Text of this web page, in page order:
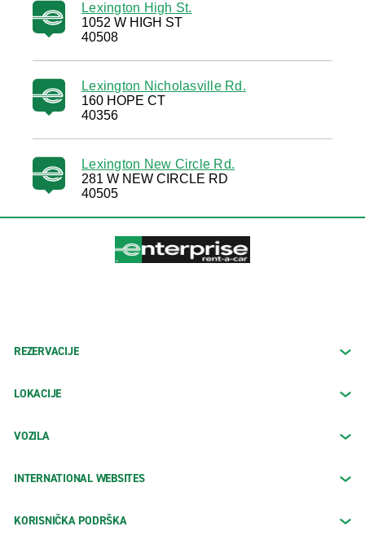
Lexington High St.
1052 W HIGH ST
40508
Lexington Nicholasville Rd.
160 HOPE CT
40356
Lexington New Circle Rd.
281 W NEW CIRCLE RD
40505
REZERVACIJE
LOKACIJE
VOZILA
INTERNATIONAL WEBSITES
KORISNIČKA PODRŠKA